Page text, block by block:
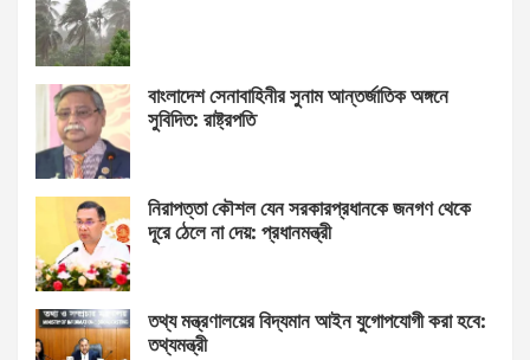
বাংলাদেশ সেনাবাহিনীর সুনাম আন্তর্জাতিক অঙ্গনে
সুবিদিত: রাষ্ট্রপতি
নিরাপত্তা কৌশল যেন সরকারপ্রধানকে জনগণ থেকে
দূরে ঠেলে না দেয়: প্রধানমন্ত্রী
তথ্য মন্ত্রণালয়ের বিদ্যমান আইন যুগোপযোগী করা হবে:
তথ্যমন্ত্রী